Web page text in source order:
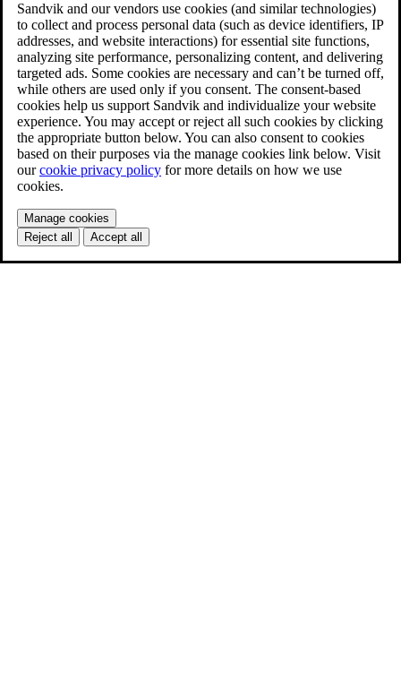
Sandvik and our vendors use cookies (and similar technologies)
to collect and process personal data (such as device identifiers, IP
addresses, and website interactions) for essential site functions,
analyzing site performance, personalizing content, and delivering
targeted ads. Some cookies are necessary and can’t be turned off,
while others are used only if you consent. The consent-based
cookies help us support Sandvik and individualize your website
experience. You may accept or reject all such cookies by clicking
the appropriate button below. You can also consent to cookies
based on their purposes via the manage cookies link below. Visit
ourcookie privacy policy for more details on how we use
cookies.
Manage cookies
Reject all
Accept all